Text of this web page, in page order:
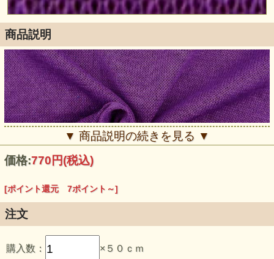
商品説明
この生地のおすすめポイント
・麻100％で編まれた、透け感のあるローゲージニットで
▼ 商品説明の続きを見る ▼
価格:770円(税込)
[ポイント還元 7ポイント～]
注文
購入数： ×５０ｃｍ